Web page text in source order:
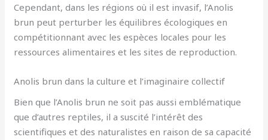
Cependant, dans les régions où il est invasif, l’Anolis
brun peut perturber les équilibres écologiques en
compétitionnant avec les espèces locales pour les
ressources alimentaires et les sites de reproduction.
Anolis brun dans la culture et l’imaginaire collectif
Bien que l’Anolis brun ne soit pas aussi emblématique
que d’autres reptiles, il a suscité l’intérêt des
scientifiques et des naturalistes en raison de sa capacité